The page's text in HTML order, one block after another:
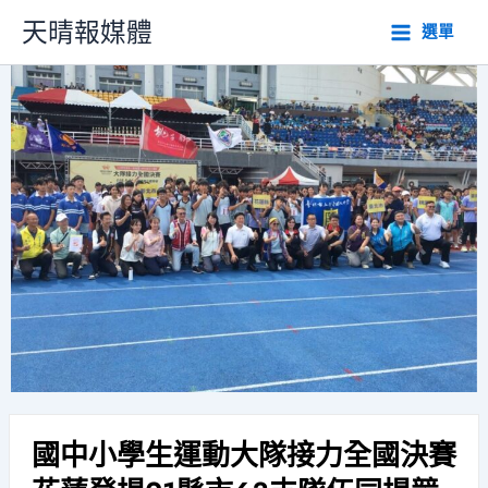
主
要
內
容
天晴報媒體 選單
國中小學生運動大隊接力全國決賽